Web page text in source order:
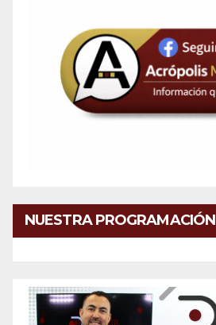
NUESTRA PROGRAMACIÓN